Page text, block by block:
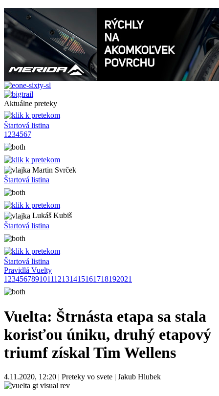
Aktuálne preteky
Štartová listina
1 234567
Martin Svrček
Štartová listina
Lukáš Kubiš
Štartová listina
Štartová listina
Pravidlá Vuelty
1 23456789101112131415161718192021
Vuelta: Štrnásta etapa sa stala
korisťou úniku, druhý etapový
triumf získal Tim Wellens
4.11.2020, 12:20 | Preteky vo svete | Jakub Hlubek